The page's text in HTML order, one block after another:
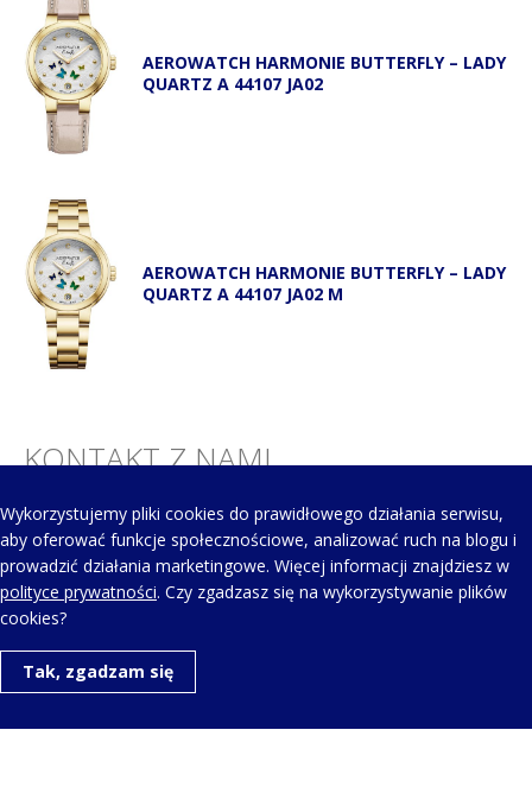
AEROWATCH HARMONIE BUTTERFLY – LADY
QUARTZ A 44107 JA02
AEROWATCH HARMONIE BUTTERFLY – LADY
QUARTZ A 44107 JA02 M
KONTAKT Z NAMI
Telefon kontaktowy:
+48 123 454 514
Napisz do nas:
aero@aerowatch.pl
Wykorzystujemy pliki cookies do prawidłowego działania serwisu,
aby oferować funkcje społecznościowe, analizować ruch na blogu i
prowadzić działania marketingowe. Więcej informacji znajdziesz w
polityce prywatności. Czy zgadzasz się na wykorzystywanie plików
cookies?
Tak, zgadzam się